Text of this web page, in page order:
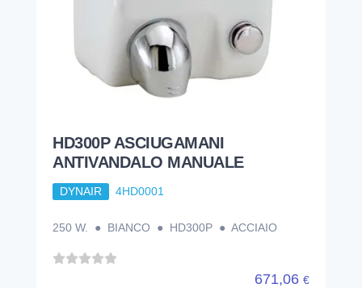
HD300P ASCIUGAMANI
ANTIVANDALO MANUALE
DYNAIR 4HD0001
250 W. ● BIANCO ● HD300P ● ACCIAIO
671,06 €